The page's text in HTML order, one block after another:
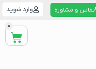
تماس و مشاوره وارد شوید
0